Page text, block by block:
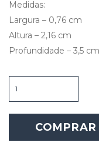
Medidas:
Largura – 0,76 cm
Altura – 2,16 cm
Profundidade – 3,5 cm
de
Madeira
com
Arcado
COMPRAR